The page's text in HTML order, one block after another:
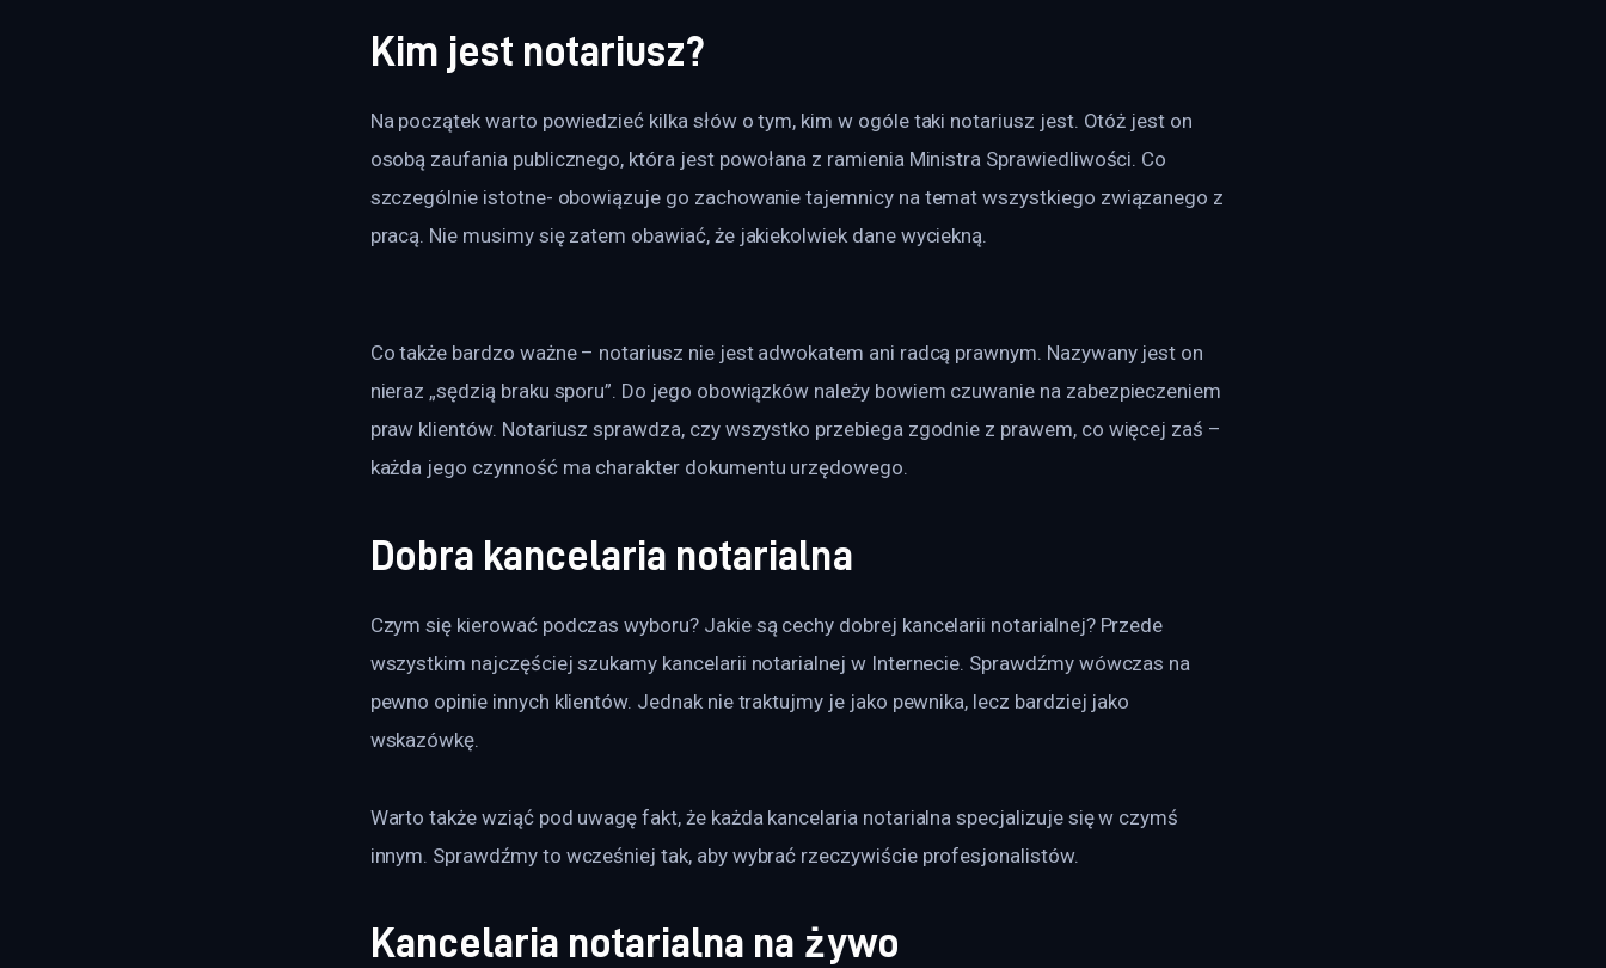
Kim jest notariusz?
Na początek warto powiedzieć kilka słów o tym, kim w ogóle taki notariusz jest. Otóż jest on
osobą zaufania publicznego, która jest powołana z ramienia Ministra Sprawiedliwości. Co
szczególnie istotne- obowiązuje go zachowanie tajemnicy na temat wszystkiego związanego z
pracą. Nie musimy się zatem obawiać, że jakiekolwiek dane wyciekną.
Co także bardzo ważne – notariusz nie jest adwokatem ani radcą prawnym. Nazywany jest on
nieraz „sędzią braku sporu”. Do jego obowiązków należy bowiem czuwanie na zabezpieczeniem
praw klientów. Notariusz sprawdza, czy wszystko przebiega zgodnie z prawem, co więcej zaś –
każda jego czynność ma charakter dokumentu urzędowego.
Dobra kancelaria notarialna
Czym się kierować podczas wyboru? Jakie są cechy dobrej kancelarii notarialnej? Przede
wszystkim najczęściej szukamy kancelarii notarialnej w Internecie. Sprawdźmy wówczas na
pewno opinie innych klientów. Jednak nie traktujmy je jako pewnika, lecz bardziej jako
wskazówkę.
Warto także wziąć pod uwagę fakt, że każda kancelaria notarialna specjalizuje się w czymś
innym. Sprawdźmy to wcześniej tak, aby wybrać rzeczywiście profesjonalistów.
Kancelaria notarialna na żywo